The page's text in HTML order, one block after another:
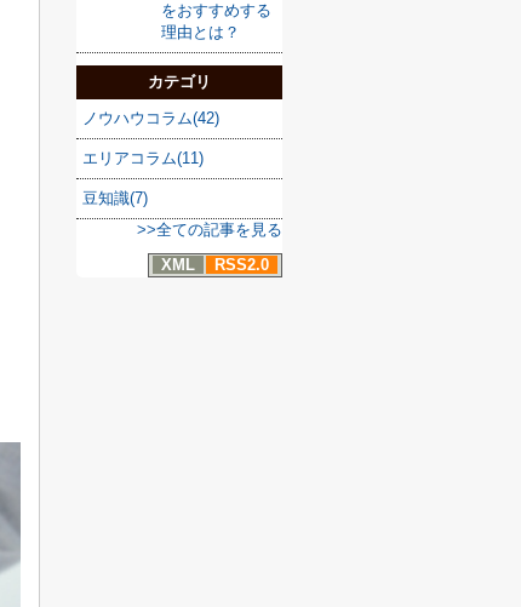
をおすすめする
理由とは？
カテゴリ
ノウハウコラム(42)
エリアコラム(11)
豆知識(7)
>>全ての記事を見る
XML
RSS2.0